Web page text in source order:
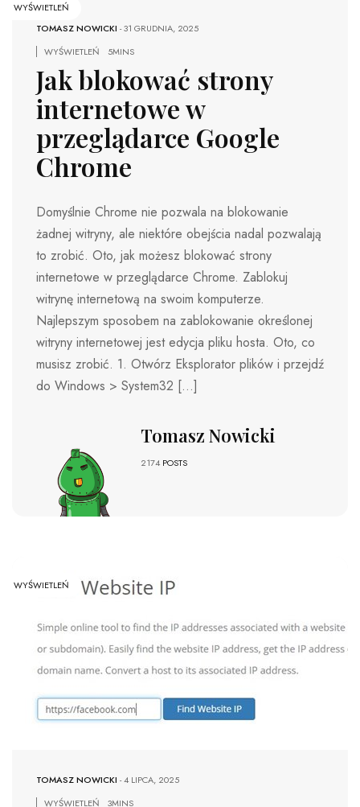
WYŚWIETLEŃ
TOMASZ NOWICKI -31 GRUDNIA, 2025
WYŚWIETLEŃ
5MINS
Jak blokować strony
internetowe w
przeglądarce Google
Chrome
Domyślnie Chrome nie pozwala na blokowanie
żadnej witryny, ale niektóre obejścia nadal pozwalają
to zrobić. Oto, jak możesz blokować strony
internetowe w przeglądarce Chrome. Zablokuj
witrynę internetową na swoim komputerze.
Najlepszym sposobem na zablokowanie określonej
witryny internetowej jest edycja pliku hosta. Oto, co
musisz zrobić. 1. Otwórz Eksplorator plików i przejdź
do Windows > System32 […]
Tomasz Nowicki
2174 POSTS
WYŚWIETLEŃ
TOMASZ NOWICKI -4 LIPCA, 2025
WYŚWIETLEŃ
3MINS